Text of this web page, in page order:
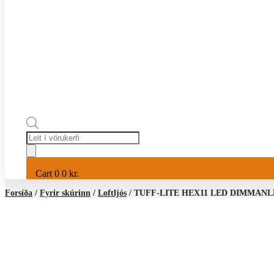
Products
search
Cart 0 0 kr.
Forsíða / Fyrir skúrinn / Loftljós / TUFF-LITE HEX11 LED